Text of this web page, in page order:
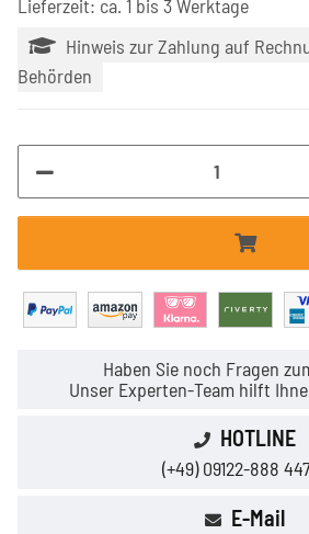
Lieferzeit: ca. 1 bis 3 Werktage
Hinweis zur Zahlung auf
Behörden
Haben Sie noch Fragen
Unser Experten-Team hilft
HOTLINE
(+49) 09122-888
E-Mail